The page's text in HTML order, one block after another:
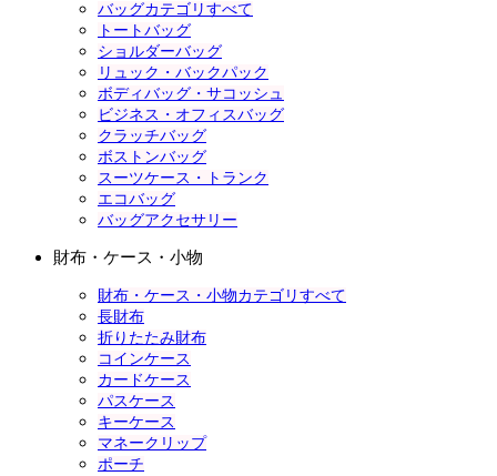
バッグカテゴリすべて
トートバッグ
ショルダーバッグ
リュック・バックパック
ボディバッグ・サコッシュ
ビジネス・オフィスバッグ
クラッチバッグ
ボストンバッグ
スーツケース・トランク
エコバッグ
バッグアクセサリー
財布・ケース・小物
財布・ケース・小物カテゴリすべて
長財布
折りたたみ財布
コインケース
カードケース
パスケース
キーケース
マネークリップ
ポーチ